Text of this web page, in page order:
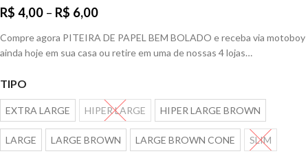
R$ 4,00 – R$ 6,00
Compre agora PITEIRA DE PAPEL BEM BOLADO e receba via motoboy
ainda hoje em sua casa ou retire em uma de nossas 4 lojas…
TIPO
EXTRA LARGE HIPER LARGE HIPER LARGE BROWN
LARGE LARGE BROWN LARGE BROWN CONE SLIM